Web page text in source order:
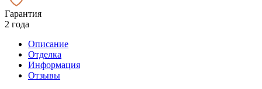
Гарантия
2 года
Описание
Отделка
Информация
Отзывы